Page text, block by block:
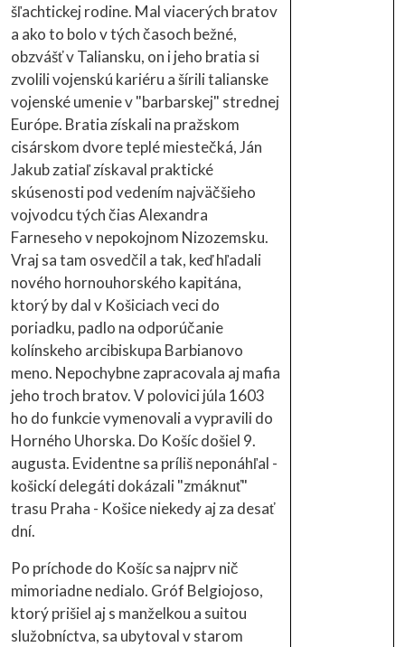
šľachtickej rodine. Mal viacerých bratov
a ako to bolo v tých časoch bežné,
obzvášť v Taliansku, on i jeho bratia si
zvolili vojenskú kariéru a šírili talianske
vojenské umenie v "barbarskej" strednej
Európe. Bratia získali na pražskom
cisárskom dvore teplé miestečká, Ján
Jakub zatiaľ získaval praktické
skúsenosti pod vedením najväčšieho
vojvodcu tých čias Alexandra
Farneseho v nepokojnom Nizozemsku.
Vraj sa tam osvedčil a tak, keď hľadali
nového hornouhorského kapitána,
ktorý by dal v Košiciach veci do
poriadku, padlo na odporúčanie
kolínskeho arcibiskupa Barbianovo
meno. Nepochybne zapracovala aj mafia
jeho troch bratov. V polovici júla 1603
ho do funkcie vymenovali a vypravili do
Horného Uhorska. Do Košíc došiel 9.
augusta. Evidentne sa príliš neponáhľal -
košickí delegáti dokázali "zmáknuť"
trasu Praha - Košice niekedy aj za desať
dní.
Po príchode do Košíc sa najprv nič
mimoriadne nedialo. Gróf Belgiojoso,
ktorý prišiel aj s manželkou a suitou
služobníctva, sa ubytoval v starom